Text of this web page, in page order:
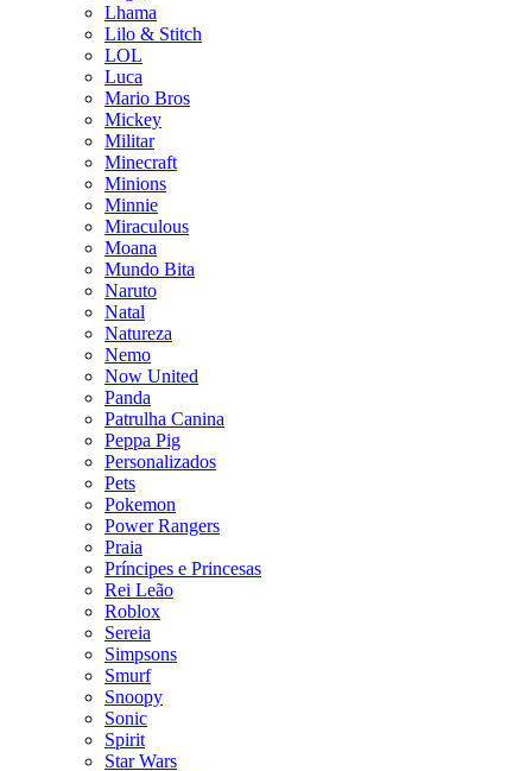
Lhama
Lilo & Stitch
LOL
Luca
Mario Bros
Mickey
Militar
Minecraft
Minions
Minnie
Miraculous
Moana
Mundo Bita
Naruto
Natal
Natureza
Nemo
Now United
Panda
Patrulha Canina
Peppa Pig
Personalizados
Pets
Pokemon
Power Rangers
Praia
Príncipes e Princesas
Rei Leão
Roblox
Sereia
Simpsons
Smurf
Snoopy
Sonic
Spirit
Star Wars